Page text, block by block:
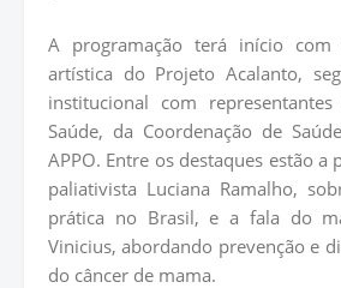
A programação terá início com
artística do Projeto Acalanto,
institucional com
Saúde, da Coordenação de
APPO. Entre os destaques estão a
paliativista Luciana Ramalho,
prática no Brasil, e a fala do
Vinicius, abordando prevenção e
do câncer de mama.